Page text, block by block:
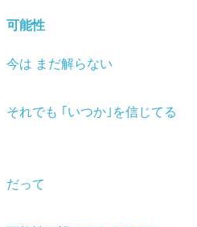
可能性
今は まだ解らない
それでも ｢いつか｣を信じてる